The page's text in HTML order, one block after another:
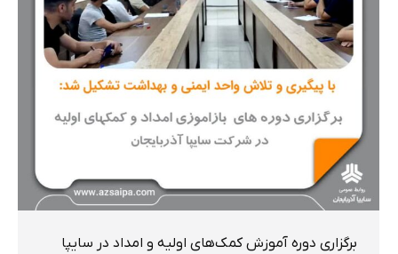
برگزاری دوره آموزش کمک‌های اولیه و امداد در سایپا